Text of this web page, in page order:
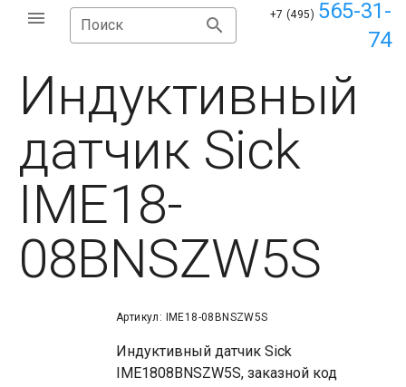
Поиск
+7 (495) 565-31-
74
Индуктивный
датчик Sick
IME18-
08BNSZW5S
Артикул: IME18-08BNSZW5S
Индуктивный датчик Sick
IME1808BNSZW5S, заказной код